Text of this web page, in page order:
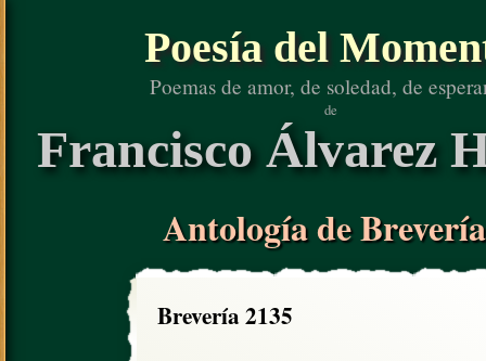
Poesía del
Poemas de amor, de soledad, de
de
Francisco Álvarez
Antología de
Brevería 2135